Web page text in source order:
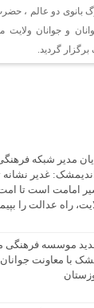
کافه شادی مهدوی
و هفته ی جوان در
و جشن فجر
برگزار شد.
شبکه فرهنگی
بانوی دو عالم ،
و جوانان ولایت
گردید.
مدیر شبکه
غدیر نشانه
امامت است تا
راه عدالت را
جدید موسسه فرهنگی
با معاونت